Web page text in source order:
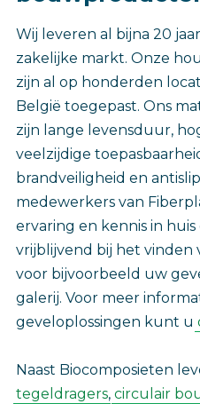
Wij leveren al bijna 20
zakelijke markt. Onze
zijn al op honderden
België toegepast. Ons
zijn lange levensduur,
veelzijdige
brandveiligheid en
medewerkers van
ervaring en kennis in
vrijblijvend bij het vinden
voor bijvoorbeeld uw
galerij. Voor meer
geveloplossingen kunt u
Naast Biocomposieten
tegeldragers, circulair